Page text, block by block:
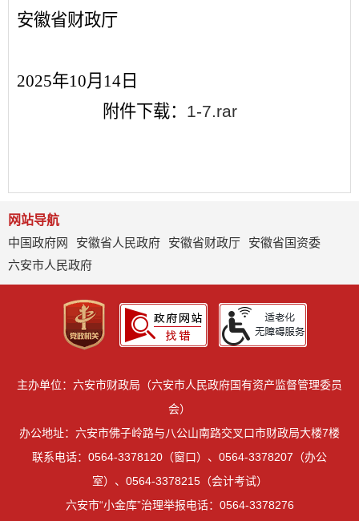
安徽省财政厅
2025年10月14日
附件下载： 1-7.rar
网站导航
中国政府网
安徽省人民政府 安徽省财政厅
安徽省国资委
六安市人民政府
主办单位：六安市财政局（六安市人民政府国有资产监督管理委员
会）
办公地址：六安市佛子岭路与八公山南路交叉口市财政局大楼7楼
联系电话：0564-3378120（窗口）、0564-3378207（办公
室）、0564-3378215（会计考试）
六安市“小金库”治理举报电话：0564-3378276